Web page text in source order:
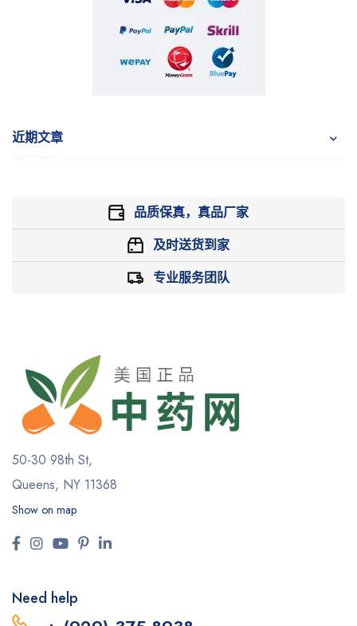
近期文章
品质保真，真品厂家
及时送货到家
专业服务团队
50-30 98th St,
Queens, NY 11368
Show on map
Need help